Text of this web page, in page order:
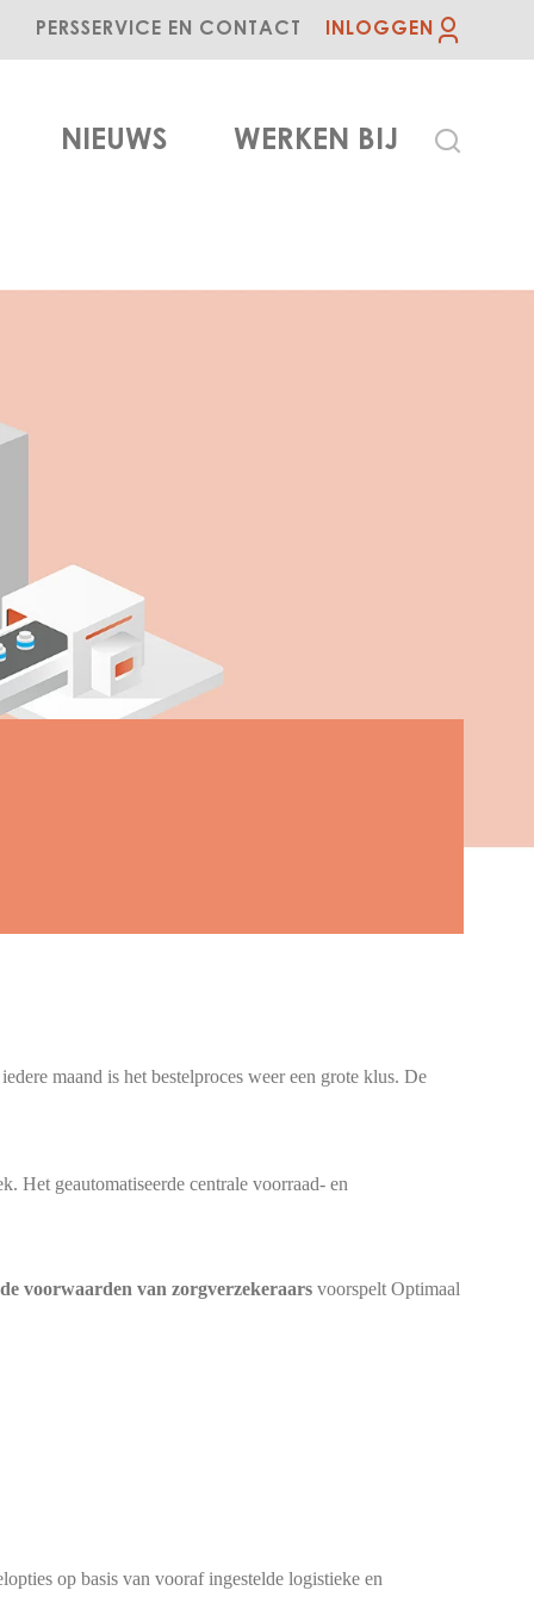
PERSSERVICE EN CONTACT INLOGGEN
NIEUWS WERKEN BIJ
maand is het bestelproces weer een grote klus. De
Het geautomatiseerde centrale voorraad- en
voorwaarden van zorgverzekeraarsvoorspelt Optimaal
op basis van vooraf ingestelde logistieke en